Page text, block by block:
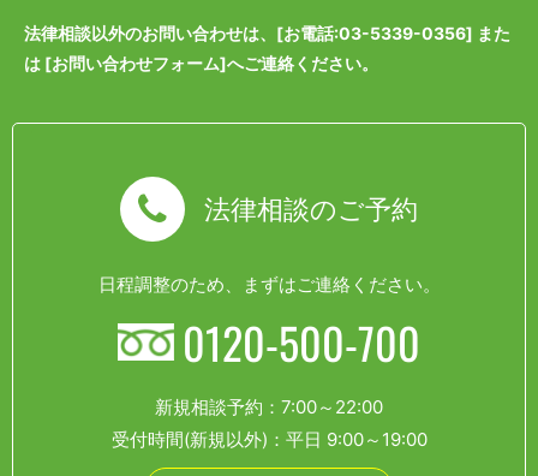
法律相談以外のお問い合わせは、[お電話:03-5339-0356] また
は [お問い合わせフォーム]へご連絡ください。
法律相談のご予約
日程調整のため、まずはご連絡ください。
0120-500-700
新規相談予約：7:00～22:00
受付時間(新規以外)：平日 9:00～19:00